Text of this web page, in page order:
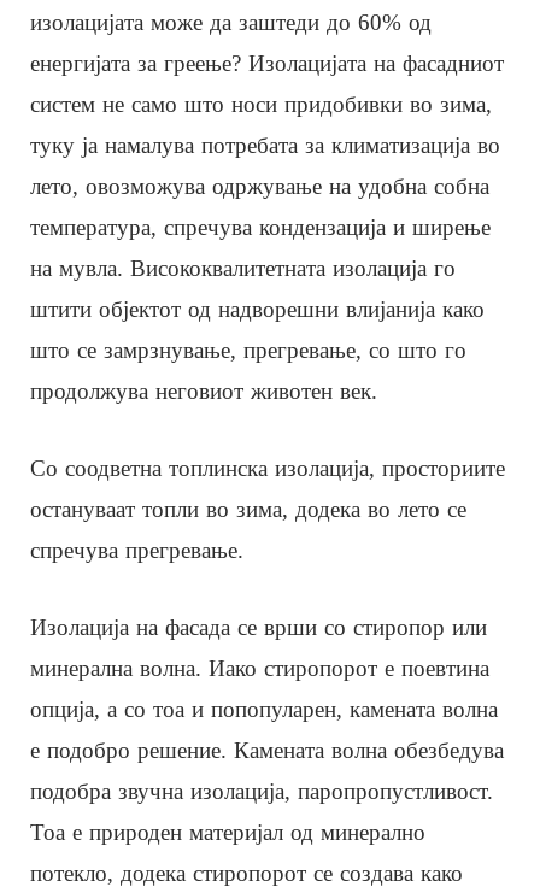
изолацијата може да заштеди до 60% од
енергијата за греење? Изолацијата на фасадниот
систем не само што носи придобивки во зима,
туку ја намалува потребата за климатизација во
лето, овозможува одржување на удобна собна
температура, спречува кондензација и ширење
на мувла. Висококвалитетната изолација го
штити објектот од надворешни влијанија како
што се замрзнување, прегревање, со што го
продолжува неговиот животен век.
Со соодветна топлинска изолација, просториите
остануваат топли во зима, додека во лето се
спречува прегревање.
Изолација на фасада се врши со стиропор или
минерална волна. Иако стиропорот е поевтина
опција, а со тоа и попопуларен, камената волна
е подобро решение. Камената волна обезбедува
подобра звучна изолација, паропропустливост.
Тоа е природен материјал од минерално
потекло, додека стиропорот се создава како